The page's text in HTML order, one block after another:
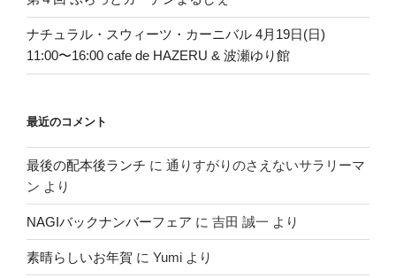
ナチュラル・スウィーツ・カーニバル 4月19日(日)
11:00〜16:00 cafe de HAZERU & 波瀬ゆり館
最近のコメント
最後の配本後ランチ に 通りすがりのさえないサラリーマ
ン より
NAGIバックナンバーフェア に 吉田 誠一 より
素晴らしいお年賀 に Yumi より